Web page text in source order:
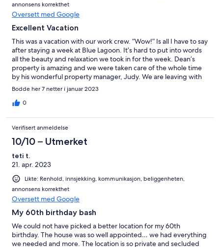
annonsens korrekthet
Oversett med Google
Excellent Vacation
This was a vacation with our work crew. “Wow!” Is all I have to say
after staying a week at Blue Lagoon. It’s hard to put into words
all the beauty and relaxation we took in for the week. Dean’s
property is amazing and we were taken care of the whole time
by his wonderful property manager, Judy. We are leaving with
so many wonderful memories. Exuma has our heart!
Bodde her 7 netter i januar 2023
0
Verifisert anmeldelse
10/10 – Utmerket
teti t.
21. apr. 2023
Likte: Renhold, innsjekking, kommunikasjon, beliggenheten,
annonsens korrekthet
Oversett med Google
My 60th birthday bash
We could not have picked a better location for my 60th
birthday. The house was so well appointed… we had everything
we needed and more. The location is so private and secluded